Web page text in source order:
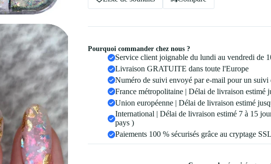
Pourquoi commander chez nous ?
Service client joignable du lundi au vendredi de
Livraison GRATUITE dans toute l'Europe
Numéro de suivi envoyé par e-mail pour un suivi
France métropolitaine | Délai de livraison estimé
Union européenne | Délai de livraison estimé
International | Délai de livraison estimé 7 à 15
pays )
Paiements 100 % sécurisés grâce au cryptage SSL